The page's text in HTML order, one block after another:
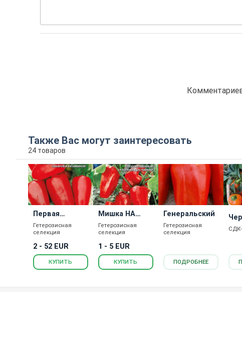
Также Вас могут заинтересовать
24 товаров
Первая
Любовь
Гетерозисная
селекция
2 - 52 EUR
КУПИТЬ
Мишка НА
Севере
Гетерозисная
селекция
1 - 5 EUR
КУПИТЬ
Генеральский
Гетерозисная
селекция
ПОДРОБНЕЕ